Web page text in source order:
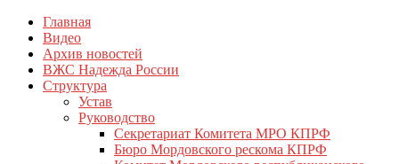
Перейти
содержимому
КПРФ Мордовия
Мордовское Региональное отделение КПРФ
Главная
Видео
Архив новостей
ВЖС Надежда России
Структура
Устав
Руководство
Секретариат Комитета МРО КПРФ
Бюро Мордовского рескома КПРФ